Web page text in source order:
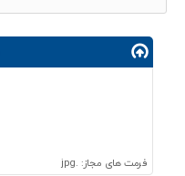
فرمت های مجاز: .jpg